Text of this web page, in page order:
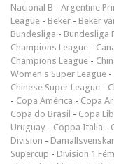
Nacional B - Argentine
League - Beker - Beker
Bundesliga - Bundesliga
Champions League -
Champions League -
Women's Super League -
Chinese Super League -
- Copa América - Copa
Copa do Brasil - Copa
Uruguay - Coppa Italia -
Division -
Supercup - Division 1